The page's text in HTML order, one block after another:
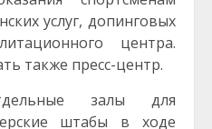
услуг, допинговых
центра.
также пресс-центр.
залы для
штабы в ходе